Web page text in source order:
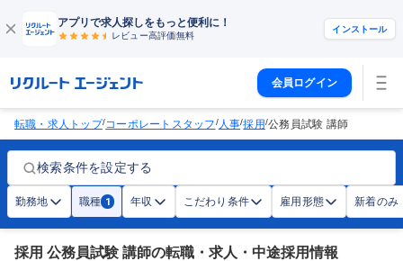
アプリで求人探しをもっと便利に！
レビュー高評価無料
インストール
会員ログイン
転職・求人トップ/コーポレートスタッフ/人事/採用/公務員試験 講師
検索条件を設定する
勤務地 職種 1 年収 こだわり条件 雇用形態 新着のみ
採用 公務員試験 講師の転職・求人・中途採用情報